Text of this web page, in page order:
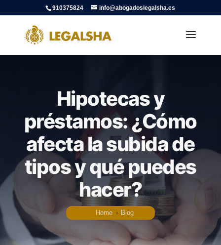
910375824 info@abogadoslegalsha.es
Hipotecas y
préstamos: ¿Cómo
afecta la subida de
tipos y qué puedes
hacer?
Home › Blog